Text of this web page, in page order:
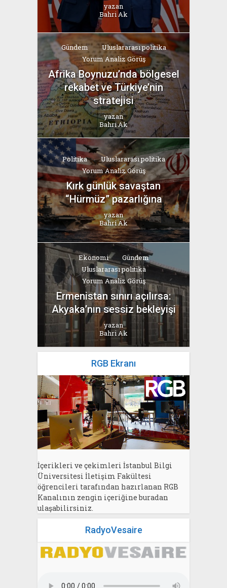
yazan
Bahri Ak
Gündem
Uluslararası politika
Yorum Analiz Görüş
Afrika Boynuzu’nda bölgesel
rekabet ve Türkiye’nin
stratejisi
yazan
Bahri Ak
Politika
Uluslararası politika
Yorum Analiz Görüş
Kırk günlük savaştan
“Hürmüz” pazarlığına
yazan
Bahri Ak
Ekonomi
Gündem
Uluslararası politika
Yorum Analiz Görüş
Ermenistan sınırı açılırsa:
Akyaka’nın sessiz bekleyişi
yazan
Bahri Ak
RGB Ekranı
İçerikleri ve çekimleri İstanbul Bilgi
Üniversitesi İletişim Fakültesi
öğrencileri tarafından hazırlanan RGB
Kanalının zengin içeriğine buradan
ulaşabilirsiniz.
RadyoVesaire